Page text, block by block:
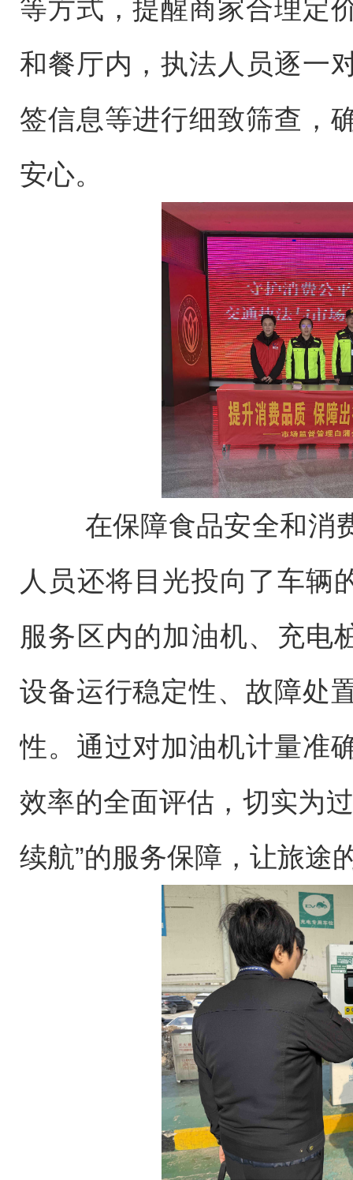
等方式，提醒商家合理定
和餐厅内，执法人员逐一
签信息等进行细致筛查，
安心。
在保障食品安全和消费
人员还将目光投向了车辆
服务区内的加油机、充电
设备运行稳定性、故障处
性。通过对加油机计量准
效率的全面评估，切实为
续航”的服务保障，让旅途